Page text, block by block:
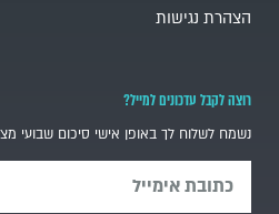
הצהרת נגישות
רוצה לקבל עדכונים למייל?
נשמח לשלוח לך באופן אישי סיכום שבועי